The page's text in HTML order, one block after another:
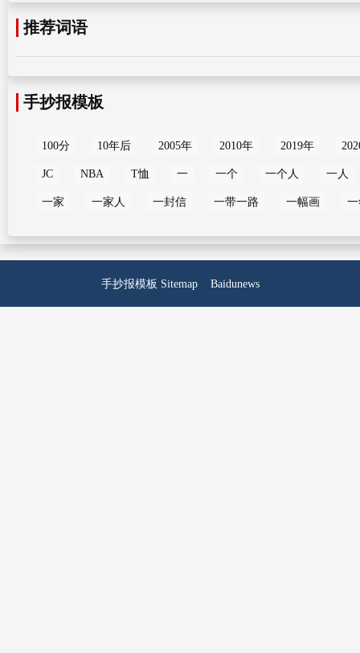
推荐词语
手抄报模板
100分 10年后 2005年 2010年 2019年
JC NBA T恤 一 一个 一个人 一人
一家 一家人 一封信 一带一路 一幅画
手抄报模板 Sitemap Baidunews